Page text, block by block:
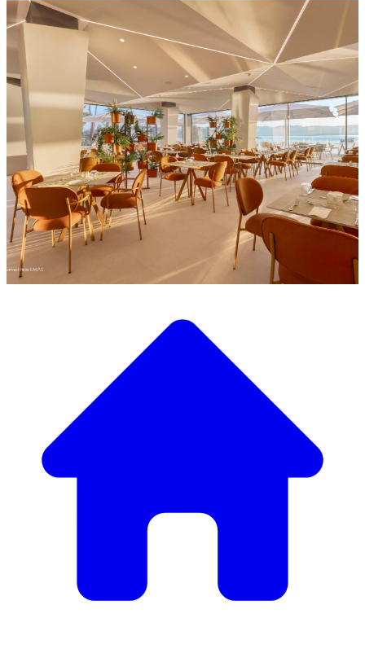
Descubra a nossa ampla seleção de mobiliário de design
Nosso Catálogo de
Mobiliário
temos tudo o que precisa para criar o ambiente perfeito.